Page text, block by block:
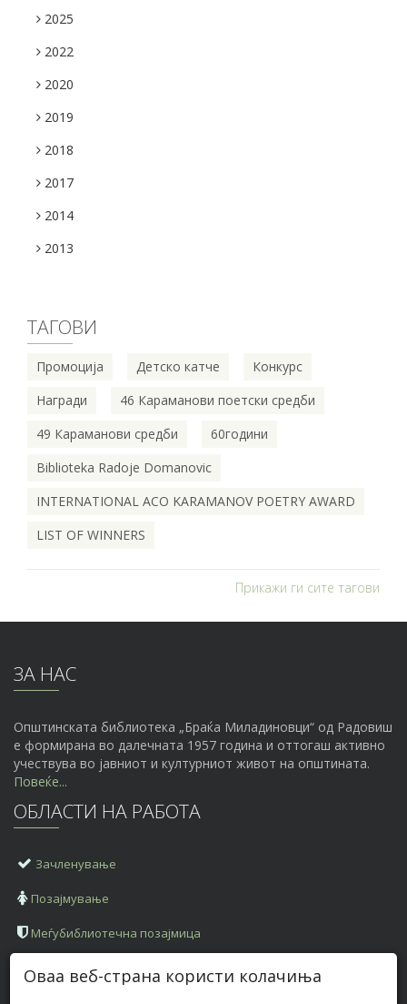
2025
2022
2020
2019
2018
2017
2014
2013
ТАГОВИ
Промоција Детско катче
Конкурс
Награди
46 Караманови поетски средби
49 Караманови средби
60години
Biblioteka Radoje Domanovic
INTERNATIONAL ACO KARAMANOV POETRY AWARD
LIST OF WINNERS
Прикажи ги сите тагови
ЗА НАС
Општинската библиотека „Браќа Миладиновци“ од Радовиш
е формирана во далечната 1957 година и оттогаш активно
учествува во јавниот и културниот живот на општината.
Повеќе...
ОБЛАСТИ НА РАБОТА
Зачленување
Позајмување
Меѓубиблиотечна позајмица
КОНТАКТ ИНФОРМАЦИИ
Оваа веб-страна користи колачиња